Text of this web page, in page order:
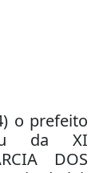
o prefeito
da XI
DOS